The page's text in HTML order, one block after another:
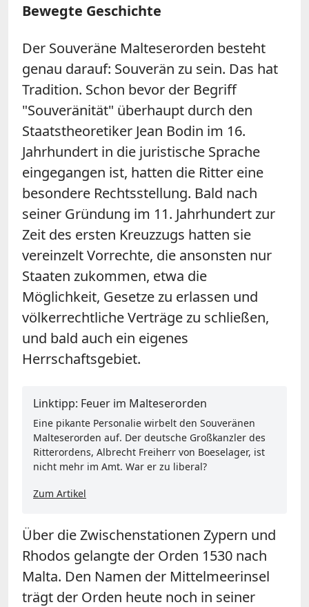
Bewegte Geschichte
Der Souveräne Malteserorden besteht
genau darauf: Souverän zu sein. Das hat
Tradition. Schon bevor der Begriff
"Souveränität" überhaupt durch den
Staatstheoretiker Jean Bodin im 16.
Jahrhundert in die juristische Sprache
eingegangen ist, hatten die Ritter eine
besondere Rechtsstellung. Bald nach
seiner Gründung im 11. Jahrhundert zur
Zeit des ersten Kreuzzugs hatten sie
vereinzelt Vorrechte, die ansonsten nur
Staaten zukommen, etwa die
Möglichkeit, Gesetze zu erlassen und
völkerrechtliche Verträge zu schließen,
und bald auch ein eigenes
Herrschaftsgebiet.
Linktipp: Feuer im Malteserorden
Eine pikante Personalie wirbelt den Souveränen
Malteserorden auf. Der deutsche Großkanzler des
Ritterordens, Albrecht Freiherr von Boeselager, ist
nicht mehr im Amt. War er zu liberal?
Zum Artikel
Über die Zwischenstationen Zypern und
Rhodos gelangte der Orden 1530 nach
Malta. Den Namen der Mittelmeerinsel
trägt der Orden heute noch in seiner